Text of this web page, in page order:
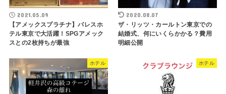
2021.05.09
【アメックスプラチナ】パレスホ
テル東京で大活躍！SPGアメック
スとの2枚持ちが最強
2020.08.07
ザ・リッツ・カールトン東京での
結婚式、何にいくらかかる？費用
明細公開
ホテル ホテル